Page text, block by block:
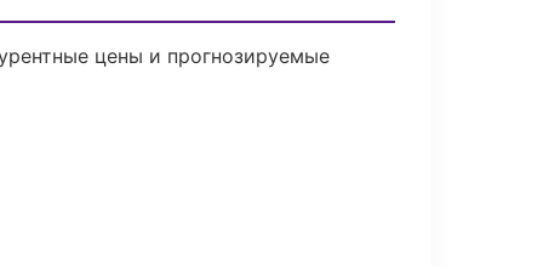
цены и прогнозируемые